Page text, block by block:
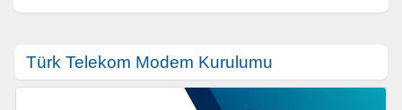
Türk Telekom Modem Kurulumu